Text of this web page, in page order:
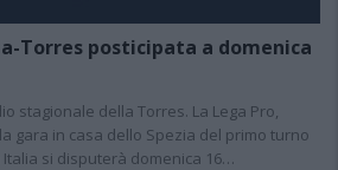
Torres posticipata a domenica
stagionale della Torres. La Lega Pro,
gara in casa dello Spezia del primo turno
si disputerà domenica 16…